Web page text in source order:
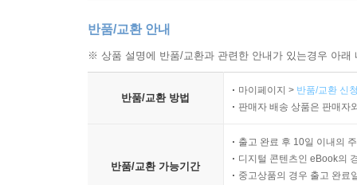
반품/교환 안내
※ 상품 설명에 반품/교환과 관련한 안내가 있는경우 아
반품/교환 방법
마이페이지 > 반품/교환 신
판매자 배송 상품은 판매자
반품/교환 가능기간
출고 완료 후 10일 이내의
디지털 콘텐츠인 eBook의
중고상품의 경우 출고 완료